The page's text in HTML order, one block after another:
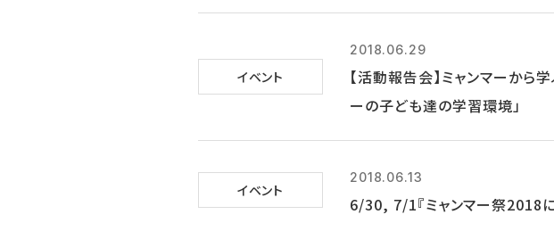
イベント
2018.06.29
【活動報告会】ミャンマーから
ーの子ども達の学習環境」
イベント
2018.06.13
6/30, 7/1『ミャンマー祭2018に